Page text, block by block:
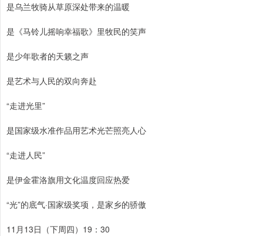
是乌兰牧骑从草原深处带来的温暖
是《马铃儿摇响幸福歌》里牧民的笑声
是少年歌者的天籁之声
是艺术与人民的双向奔赴
“走进光里”
是国家级水准作品用艺术光芒照亮人心
“走进人民”
是伊金霍洛旗用文化温度回应热爱
“光”的底气·国家级奖项，是家乡的骄傲
11月13日（下周四）19：30